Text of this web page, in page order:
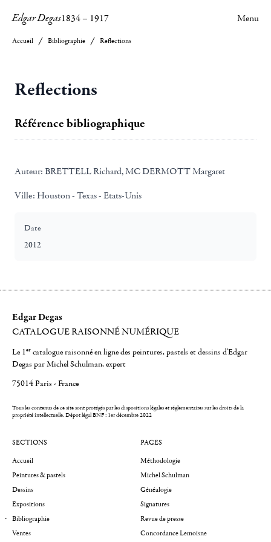
Edgar Degas1834– 1917 Menu
Accueil Bibliographie Reflections
Reflections
Référence bibliographique
Auteur: BRETTELL Richard, MC DERMOTT Margaret
Ville: Houston - Texas - Etats-Unis
Date
2012
Edgar Degas
CATALOGUE RAISONNÉ NUMÉRIQUE
Le 1er catalogue raisonné en ligne des peintures, pastels et dessins d'Edgar
Degas par Michel Schulman, expert
75014 Paris - France
Tous les contenus de ce site sont protégés par les dispositions légales et réglementaires sur les droits de la
propriété intellectuelle.Dépot légal BNF : 1er décembre 2022
SECTIONS
Accueil
Peintures & pastels
Dessins
Expositions
Bibliographie
Ventes
PAGES
Méthodologie
Michel Schulman
Généalogie
Signatures
Revue de presse
Concordance Lemoisne